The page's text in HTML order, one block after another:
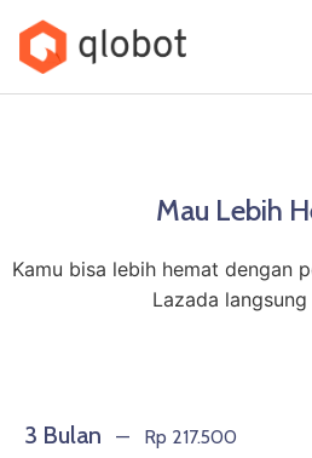
Mau Lebih
Kamu bisa lebih hemat dengan
Lazada langsung
3 Bulan — Rp 217.500